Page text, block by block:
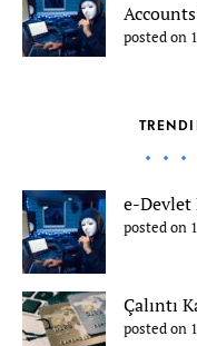
posted on
e-Devlet
posted on
Çalıntı
posted on